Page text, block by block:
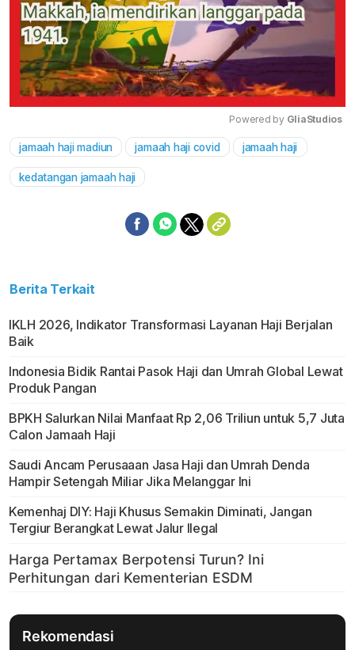
Mute
Powered by GliaStudios
jamaah haji madiun jamaah haji covid jamaah haji
kedatangan jamaah haji
Berita Terkait
IKLH 2026, Indikator Transformasi Layanan Haji Berjalan
Baik
Indonesia Bidik Rantai Pasok Haji dan Umrah Global Lewat
Produk Pangan
BPKH Salurkan Nilai Manfaat Rp 2,06 Triliun untuk 5,7 Juta
Calon Jamaah Haji
Saudi Ancam Perusaaan Jasa Haji dan Umrah Denda
Hampir Setengah Miliar Jika Melanggar Ini
Kemenhaj DIY: Haji Khusus Semakin Diminati, Jangan
Tergiur Berangkat Lewat Jalur Ilegal
Rekomendasi